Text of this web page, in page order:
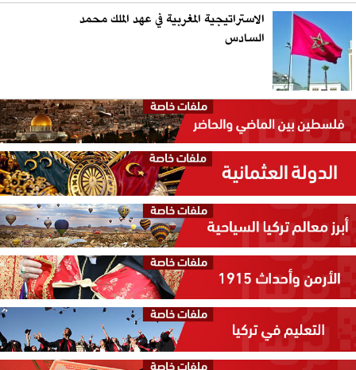
الاستراتيجية المغربية في عهد الملك محمد
السادس